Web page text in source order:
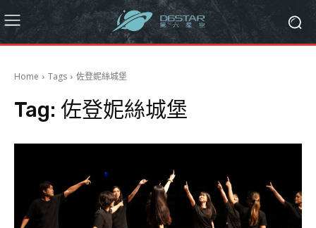
Home Tags 佐登妮絲城堡
Tag: 佐登妮絲城堡